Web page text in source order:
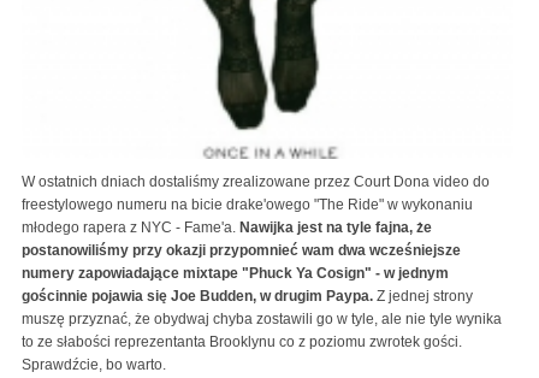
W ostatnich dniach dostaliśmy zrealizowane przez Court Dona video do
freestylowego numeru na bicie drake'owego "The Ride" w wykonaniu
młodego rapera z NYC - Fame'a. Nawijka jest na tyle fajna, że
postanowiliśmy przy okazji przypomnieć wam dwa wcześniejsze
numery zapowiadające mixtape "Phuck Ya Cosign" - w jednym
gościnnie pojawia się Joe Budden, w drugim Paypa. Z jednej strony
muszę przyznać, że obydwaj chyba zostawili go w tyle, ale nie tyle wynika
to ze słabości reprezentanta Brooklynu co z poziomu zwrotek gości.
Sprawdźcie, bo warto.